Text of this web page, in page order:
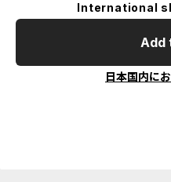
International
Add
日本国内に